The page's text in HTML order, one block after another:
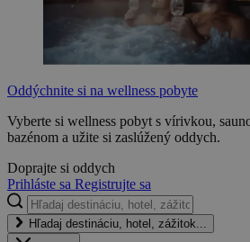
Oddýchnite si na wellness pobyte
Vyberte si wellness pobyt s vírivkou,
bazénom a užite si zaslúžený oddych.
Doprajte si oddych
Prihláste sa Registrujte sa
Hľadaj destináciu, hotel, zážitok...